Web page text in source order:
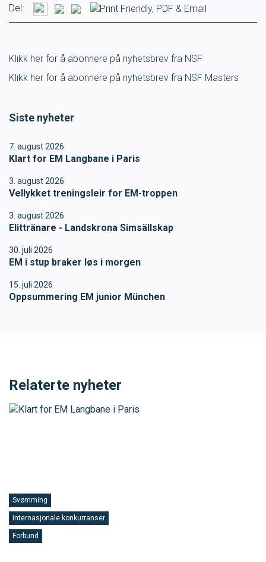
MEDLEY.NO LIVETIMING.NO
FORBUNDSTINGET
Del:
Klikk her for å abonnere på nyhetsbrev fra NSF
Klikk her for å abonnere på nyhetsbrev fra NSF Masters
Siste nyheter
7. august 2026
Klart for EM Langbane i Paris
3. august 2026
Vellykket treningsleir for EM-troppen
3. august 2026
Elittränare - Landskrona Simsällskap
30. juli 2026
EM i stup braker løs i morgen
15. juli 2026
Oppsummering EM junior München
Relaterte nyheter
Forbund
Internasjonale konkurranser
Svømming